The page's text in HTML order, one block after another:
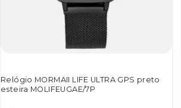
Relógio MORMAII LIFE ULTRA GPS preto
esteira MOLIFEUGAE/7P